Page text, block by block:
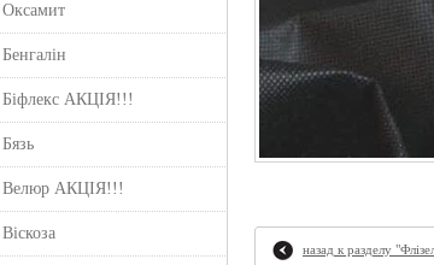
Оксамит
Бенгалін
Біфлекс АКЦІЯ!!!
Бязь
Велюр АКЦІЯ!!!
Віскоза
назад к разделу "